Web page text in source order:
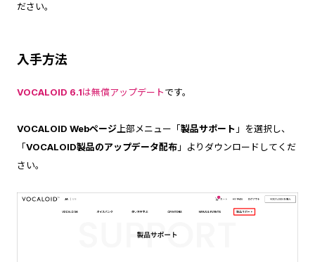
ださい。
入手方法
VOCALOID 6.1は無償アップデートです。
VOCALOID Webページ上部メニュー「製品サポート 」を選択し、
「VOCALOID製品のアップデータ配布」よりダウンロードしてくだ
さい。